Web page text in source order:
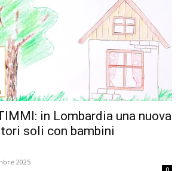
in Lombardia una nuova
soli con bambini
2025